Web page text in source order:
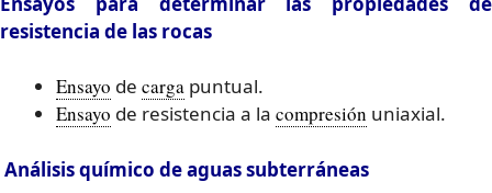
resistencia de las rocas
Ensayo de carga puntual.
Ensayo de resistencia a la compresión uniaxial.
Análisis químico de aguas subterráneas